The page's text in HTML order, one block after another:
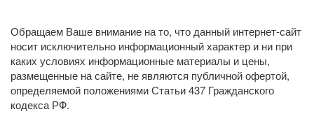
Обращаем Ваше внимание на то, что данный интернет-сайт
носит исключительно информационный характер и ни при
каких условиях информационные материалы и цены,
размещенные на сайте, не являются публичной офертой,
определяемой положениями Статьи 437 Гражданского
кодекса РФ.